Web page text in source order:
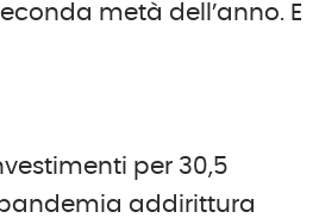
metà dell’anno. E
per 30,5
addirittura